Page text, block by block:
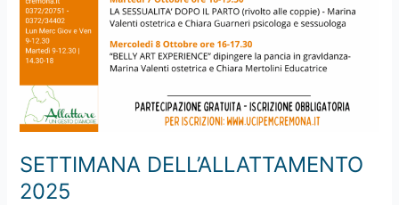
SETTIMANA DELL’ALLATTAMENTO
2025